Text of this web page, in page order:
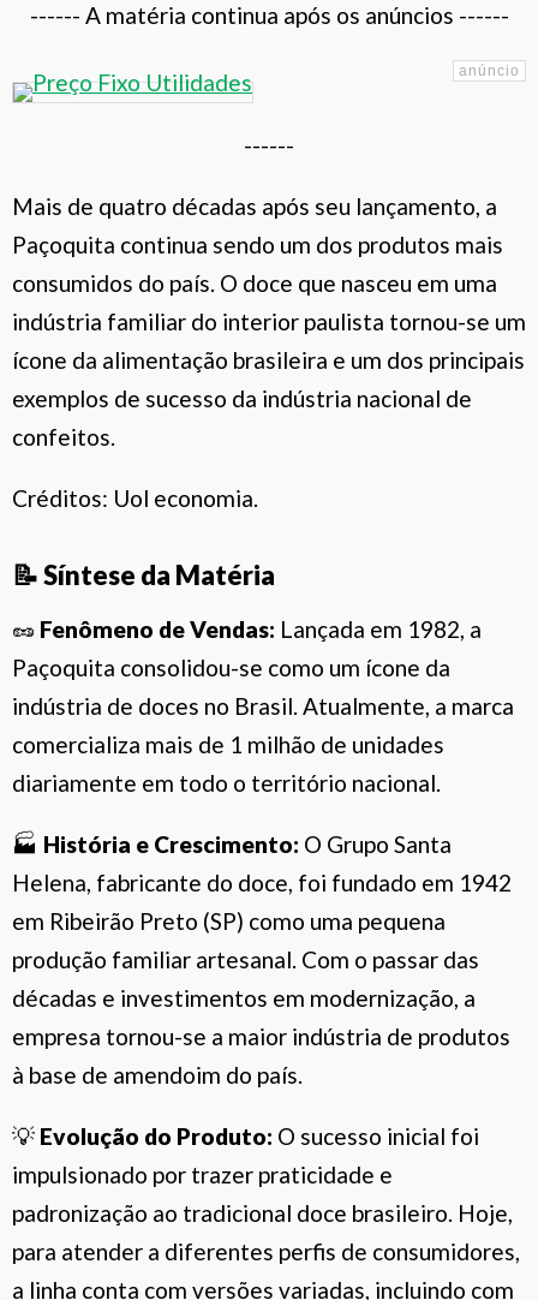
------ A matéria continua após os anúncios ------
------
Mais de quatro décadas após seu lançamento, a
Paçoquita continua sendo um dos produtos mais
consumidos do país. O doce que nasceu em uma
indústria familiar do interior paulista tornou-se um
ícone da alimentação brasileira e um dos principais
exemplos de sucesso da indústria nacional de
confeitos.
Créditos: Uol economia.
📝Síntese da Matéria
🥜 Fenômeno de Vendas: Lançada em 1982, a
Paçoquita consolidou-se como um ícone da
indústria de doces no Brasil. Atualmente, a marca
comercializa mais de 1 milhão de unidades
diariamente em todo o território nacional.
🏭 História e Crescimento: O Grupo Santa
Helena, fabricante do doce, foi fundado em 1942
em Ribeirão Preto (SP) como uma pequena
produção familiar artesanal. Com o passar das
décadas e investimentos em modernização, a
empresa tornou-se a maior indústria de produtos
à base de amendoim do país.
💡 Evolução do Produto: O sucesso inicial foi
impulsionado por trazer praticidade e
padronização ao tradicional doce brasileiro. Hoje,
para atender a diferentes perfis de consumidores,
a linha conta com versões variadas, incluindo com